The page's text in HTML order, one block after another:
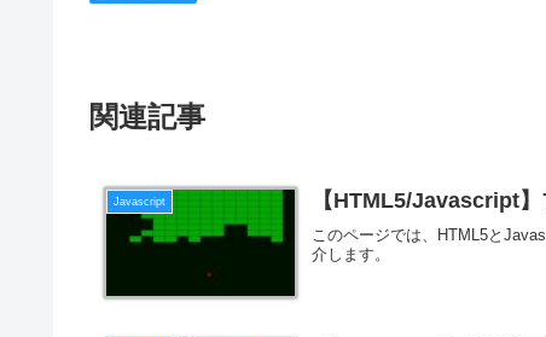
関連記事
Javascript 【HTML5/Javascript
このページでは、HTML5と
介します。